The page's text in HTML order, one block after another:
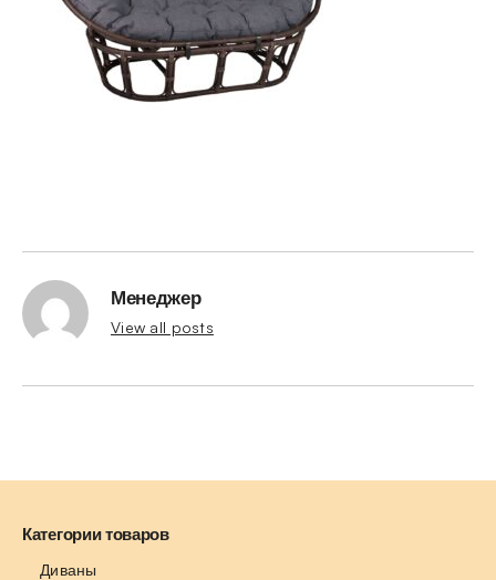
Менеджер
View all posts
Категории товаров
Диваны